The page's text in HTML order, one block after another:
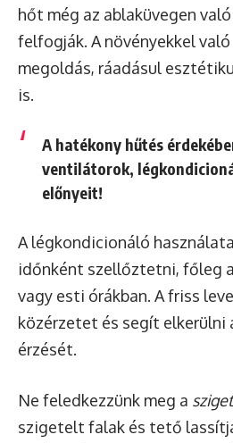
hőt még az ablaküvegen
felfogják. A növényekkel
megoldás, ráadásul
is.
A hatékony hűtés
ventilátorok,
előnyeit!
A légkondicionáló
időnként szellőztetni, főleg
vagy esti órákban. A friss
közérzetet és segít elkerülni
érzését.
Ne feledkezzünk meg a
szigetelt falak és tető